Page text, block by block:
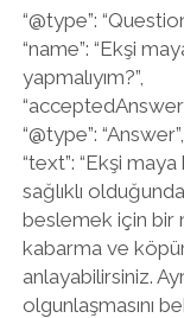
“@type”:
“name”: “Ekşi
yapmalıyım?”,
“@type”: “Answer”,
“text”: “Ekşi
sağlıklı
beslemek için bir
kabarma ve
anlayabilirsiniz.
olgunlaşmasını